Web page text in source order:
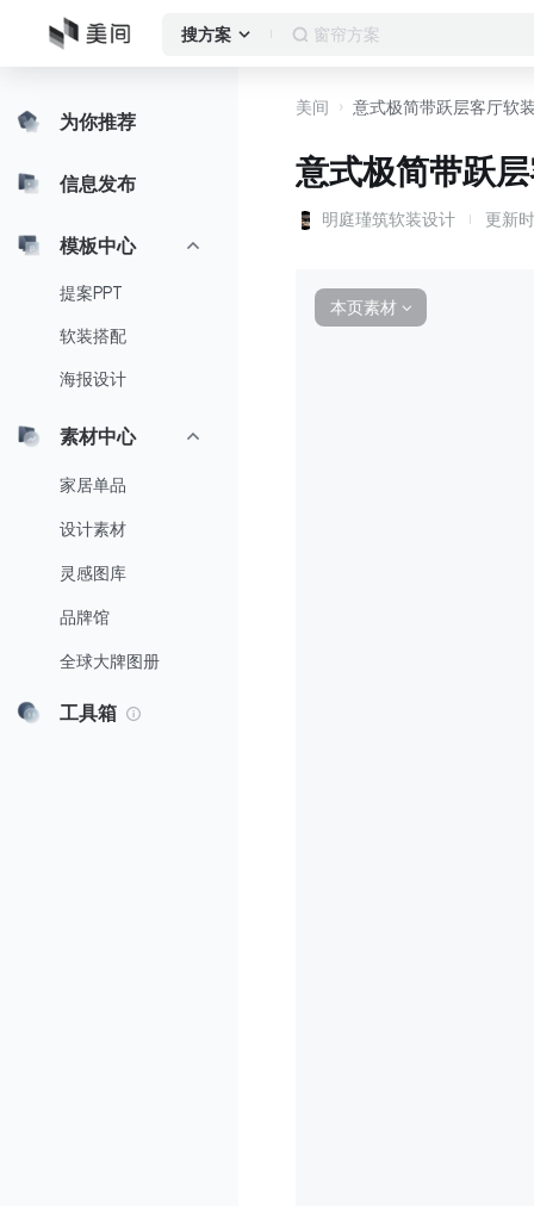
搜方案 落地窗
为你推荐
信息发布
模板中心
提案PPT
软装搭配
海报设计
素材中心
家居单品
设计素材
灵感图库
品牌馆
全球大牌图册
工具箱
美间 意式极简带跃层客厅软
意式极简带跃
明庭瑾筑软装设计 更新
本页素材 ∨